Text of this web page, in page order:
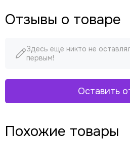
Отзывы о товаре
Здесь еще никто не
первым!
Оставить
Похожие товары